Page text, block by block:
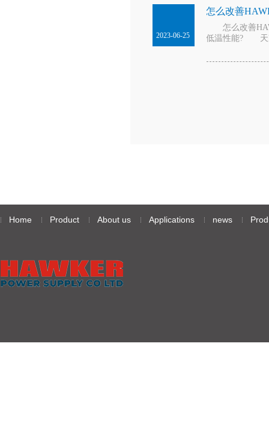
怎么改善
怎么改善
低温性能? 天冷
2023-06-25
Home Product About us Applications news